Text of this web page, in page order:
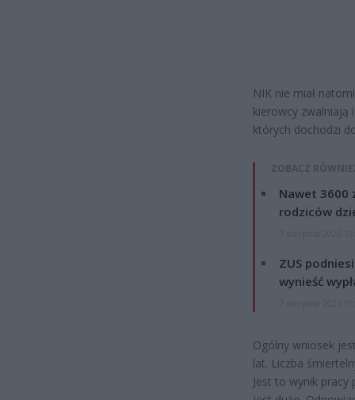
NIK nie miał
kierowcy zwalniają
których dochodzi
ZOBACZ
Nawet 3600
rodziców
ZUS
wynieść
Ogólny wniosek
lat. Liczba
Jest to wynik